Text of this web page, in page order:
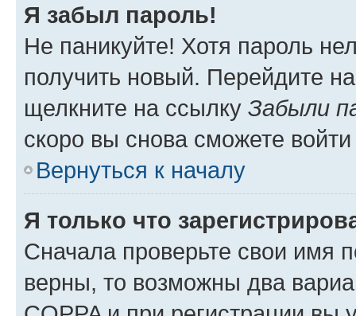
Я забыл пароль!
Не паникуйте! Хотя пароль
получить новый. Перейдите
щелкните на ссылку Забыли
скоро вы снова сможете
Вернуться к началу
Я только что
Сначала проверьте свои имя
верны, то возможны два